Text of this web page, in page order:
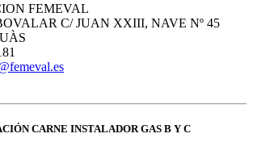
FEMEVAL
C/ JUAN XXIII, NAVE Nº 45
CARNE INSTALADOR GAS B Y C